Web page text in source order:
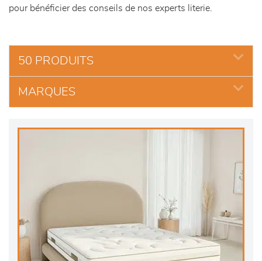
pour bénéficier des conseils de nos experts literie.
50 PRODUITS
MARQUES